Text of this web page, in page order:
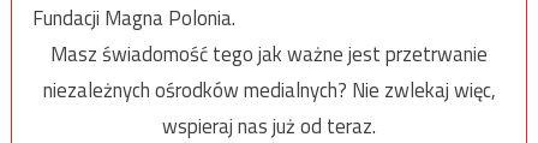
Fundacji Magna Polonia.
Masz świadomość tego jak ważne jest przetrwanie
niezależnych ośrodków medialnych? Nie zwlekaj więc,
wspieraj nas już od teraz.